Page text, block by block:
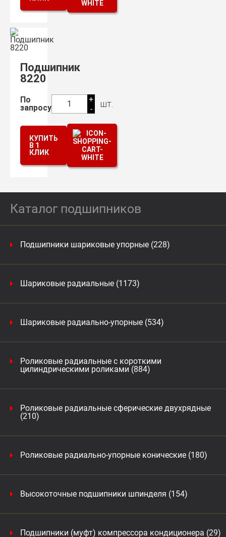
Каталог подшипников
Подшипники шариковые упорные (228)
Шариковые радиальные (1173)
Шариковые радиально-упорные (534)
Роликовые радиальные с короткими
цилиндрическими роликами (884)
Роликовые радиальные сферические двухрядные
(210)
Роликовые радиально-упорные конические (180)
Высокоточные подшипники шпинделя (154)
Подшипники (муфт) компрессора кондиционера (29)
Подшипник
8220
По
запросу
1
+
-
шт.
КУПИТЬ
В 1
КЛИК